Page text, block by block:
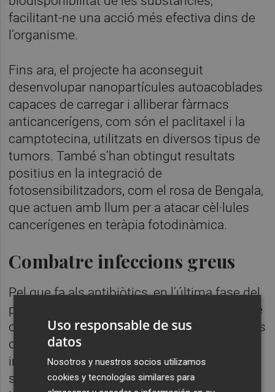
facilitant-ne una acció més efectiva dins de
l’organisme.
Fins ara, el projecte ha aconseguit
desenvolupar nanopartícules autoacoblades
capaces de carregar i alliberar fàrmacs
anticancerígens, com són el paclitaxel i la
camptotecina, utilitzats en diversos tipus de
tumors. També s’han obtingut resultats
positius en la integració de
fotosensibilitzadors, com el rosa de Bengala,
que actuen amb llum per a atacar cèl·lules
cancerígenes en teràpia fotodinàmica.
Combatre infeccions greus
Pel que fa als antibiòtics, en l’última fase del
projecte s’està investigant la incorporació de
compostos com la vancomicina i antifúngics
com la caspofungina, destinats a combatre
infeccions greus i resistents, sota la
supervisió de Rosa de Llanos Frutos,
Uso responsable de sus
datos
Nosotros y nuestros socios utilizamos
cookies y tecnologías similares para